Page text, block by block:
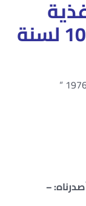
وتنظيم تداولها رقم 10 لسنة
–